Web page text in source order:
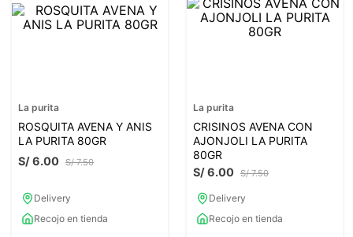
.
magnesio
La purita
ROSQUITA AVENA Y ANIS
LA PURITA 80GR
S/ 7.50
S/6.00
Delivery
Recojo en tienda
La purita
CRISINOS AVENA CON
AJONJOLI LA PURITA
80GR
S/ 7.50
S/6.00
Delivery
Recojo en tienda